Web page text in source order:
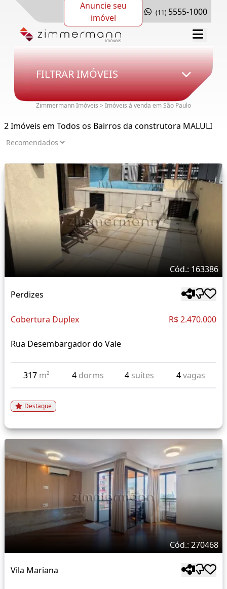
Anuncie seu
imóvel
(11) 5555-1000
FILTRAR IMÓVEIS
Zimmermann Imóveis > Imóveis à venda em São Paulo
2 Imóveis em Todos os Bairros da construtora MALULI
Cód.: 163386
Perdizes
Cobertura Duplex R$ 2.470.000
Rua Desembargador do Vale
317 m² 4 dorms 4 suítes 4vagas
Destaque
Cód.: 270468
Vila Mariana